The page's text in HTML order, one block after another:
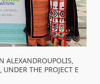
ALEXANDROUPOLIS,
THE PROJECT E